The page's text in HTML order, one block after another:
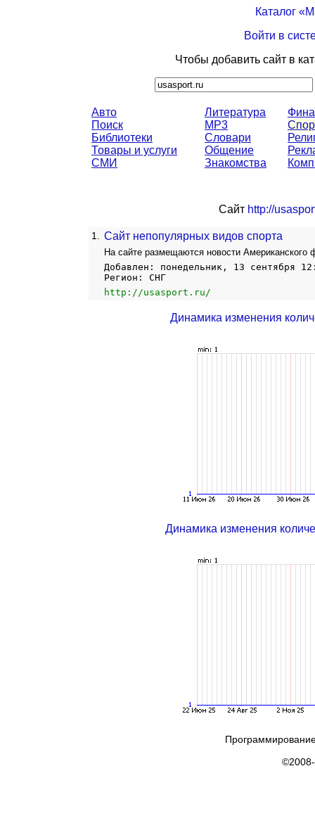
Каталог
Войти в
Чтобы добавить сайт в
Авто
Поиск
Библиотеки
Товары и услуги
СМИ
Литература
MP3
Словари
Общение
Знакомства
Сайт http://
1. Сайт непопулярных видов спорта
На сайте размещаются новости
Добавлен: понедельник, 13 сентября
Регион: СНГ
http://usasport.ru/
Динамика изменения
Динамика изменения